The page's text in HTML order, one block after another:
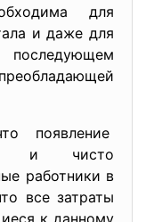
для
и даже для
появление
и чисто
работники в
все затраты
к данному